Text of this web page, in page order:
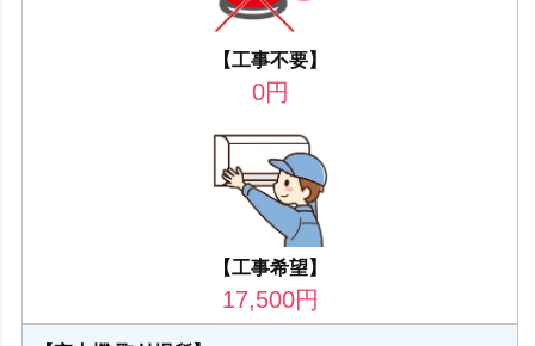
【工事不要】
0円
【工事希望】
17,500円